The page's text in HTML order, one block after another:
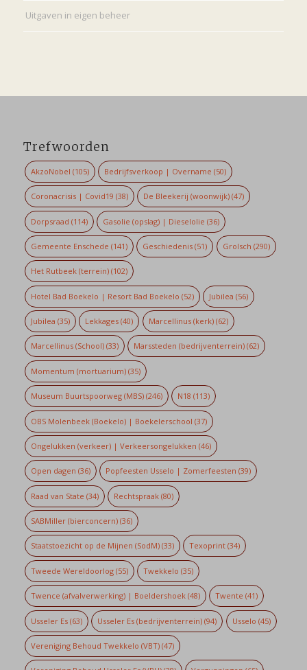
Uitgaven in eigen beheer
Trefwoorden
AkzoNobel (105) Bedrijfsverkoop | Overname (50)
Coronacrisis | Covid19 (38) De Bleekerij (woonwijk) (47)
Dorpsraad (114) Gasolie (opslag) | Dieselolie (36)
Gemeente Enschede (141) Geschiedenis (51) Grolsch (290)
Het Rutbeek (terrein)(102)
Hotel Bad Boekelo | Resort Bad Boekelo (52) Jubilea (56)
Jubilea (35) Lekkages (40) Marcellinus (kerk)(62)
Marcellinus (School)(33) Marssteden (bedrijventerrein) (62)
Momentum (mortuarium)(35)
Museum Buurtspoorweg (MBS)(246) N18 (113)
OBS Molenbeek (Boekelo) | Boekelerschool (37)
Ongelukken (verkeer) | Verkeersongelukken (46)
Open dagen (36) Popfeesten Usselo | Zomerfeesten (39)
Raad van State (34) Rechtspraak (80)
SABMiller (bierconcern)(36)
Staatstoezicht op de Mijnen (SodM)(33) Texoprint (34)
Tweede Wereldoorlog(55) Twekkelo (35)
Twence (afvalverwerking) | Boeldershoek(48) Twente (41)
Usseler Es(63) Usseler Es (bedrijventerrein) (94) Usselo (45)
Vereniging Behoud Twekkelo (VBT)(47)